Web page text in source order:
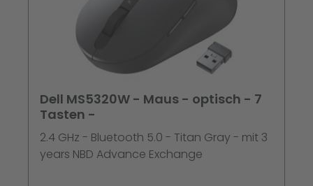
Dell MS5320W - Maus - optisch - 7
Tasten -
2.4 GHz - Bluetooth 5.0 - Titan Gray - mit 3
years NBD Advance Exchange